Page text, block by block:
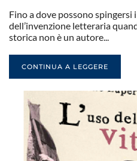
Fino a dove possono
dell’invenzione letteraria
storica non è un autore...
CONTINUA A LEGGERE